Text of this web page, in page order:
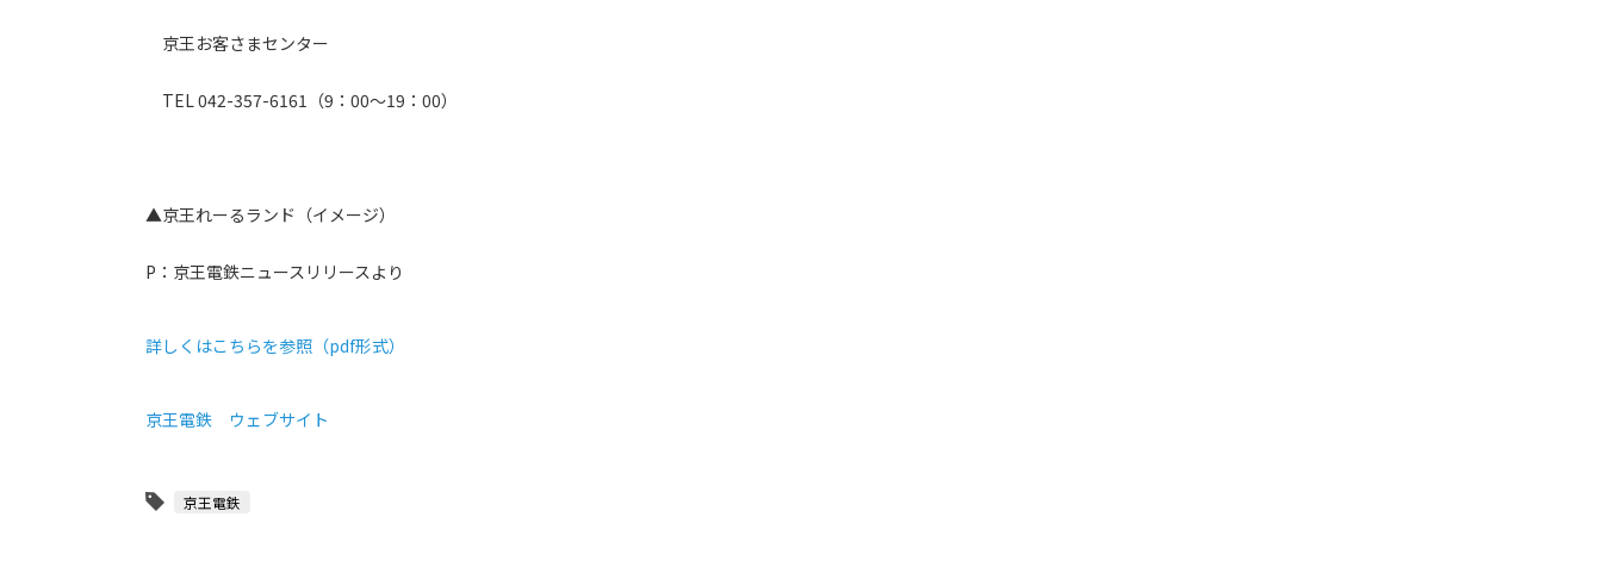
京王お客さまセンター
TEL 042-357-6161（9：00～19：00）
▲京王れーるランド（イメージ）
P：京王電鉄ニュースリリースより
詳しくはこちらを参照（pdf形式）
京王電鉄 ウェブサイト
京王電鉄